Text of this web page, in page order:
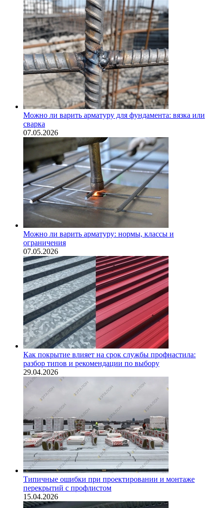
Можно ли варить арматуру для фундамента: вязка или
сварка
07.05.2026
Можно ли варить арматуру: нормы, классы и
ограничения
07.05.2026
Как покрытие влияет на срок службы профнастила:
разбор типов и рекомендации по выбору
29.04.2026
Типичные ошибки при проектировании и монтаже
перекрытий с профлистом
15.04.2026